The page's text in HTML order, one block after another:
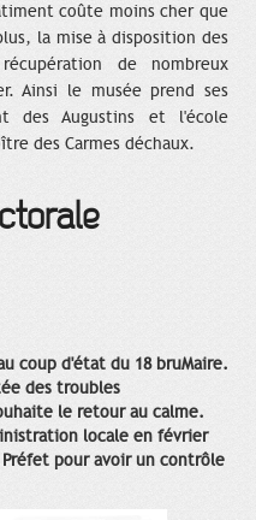
coûte moins cher que
la mise à disposition des
de nombreux
Ainsi le musée prend ses
des Augustins et l'école
des Carmes déchaux.
coup d'état du 18 bruMaire.
des troubles
le retour au calme.
locale en février
pour avoir un contrôle